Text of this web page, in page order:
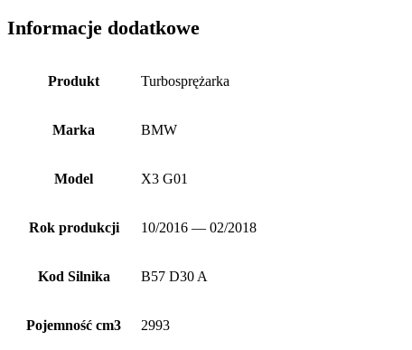
Informacje dodatkowe
Produkt Turbosprężarka
Marka BMW
Model X3 G01
Rok produkcji 10/2016 — 02/2018
Kod Silnika B57 D30 A
Pojemność cm3 2993